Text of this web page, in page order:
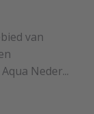
van
Neder...